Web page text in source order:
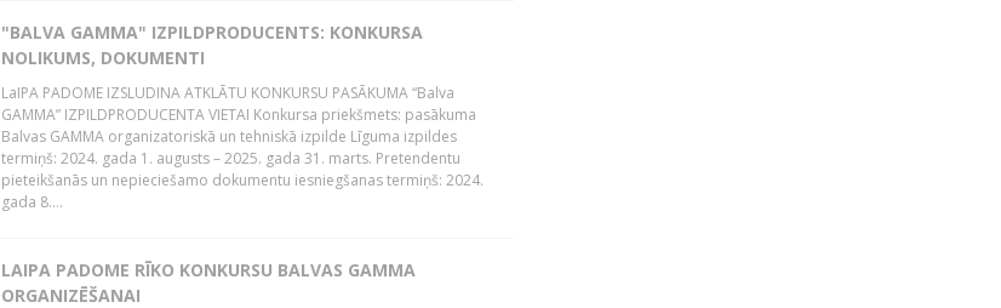
"BALVA GAMMA" IZPILDPRODUCENTS: KONKURSA
NOLIKUMS, DOKUMENTI
LaIPA PADOME IZSLUDINA ATKLĀTU KONKURSU PASĀKUMA “Balva
GAMMA” IZPILDPRODUCENTA VIETAI Konkursa priekšmets: pasākuma
Balvas GAMMA organizatoriskā un tehniskā izpilde Līguma izpildes
termiņš: 2024. gada 1. augusts – 2025. gada 31. marts. Pretendentu
pieteikšanās un nepieciešamo dokumentu iesniegšanas termiņš: 2024.
gada 8....
LAIPA PADOME RĪKO KONKURSU BALVAS GAMMA
ORGANIZĒŠANAI